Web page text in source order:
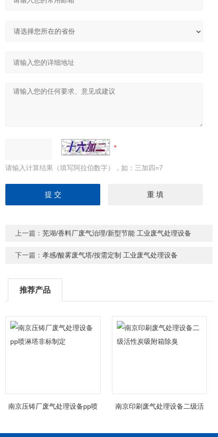
请输入计算结果（填写阿拉伯数字），如：三加四=7
上一篇：芜湖/香料厂废气治理/新型节能 工业废气处理设备
下一篇：孝感/酸雾废气塔/按需定制 工业废气处理设备
推荐产品
南京压铸厂废气处理设备pp喷
南京印刷废气处理设备二级活